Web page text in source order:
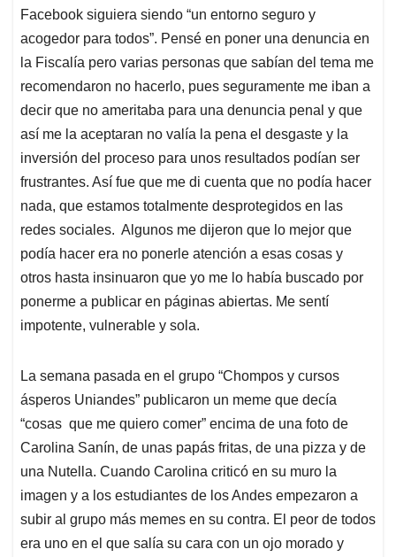
Facebook siguiera siendo “un entorno seguro y
acogedor para todos”. Pensé en poner una denuncia en
la Fiscalía pero varias personas que sabían del tema me
recomendaron no hacerlo, pues seguramente me iban a
decir que no ameritaba para una denuncia penal y que
así me la aceptaran no valía la pena el desgaste y la
inversión del proceso para unos resultados podían ser
frustrantes. Así fue que me di cuenta que no podía hacer
nada, que estamos totalmente desprotegidos en las
redes sociales. Algunos me dijeron que lo mejor que
podía hacer era no ponerle atención a esas cosas y
otros hasta insinuaron que yo me lo había buscado por
ponerme a publicar en páginas abiertas. Me sentí
impotente, vulnerable y sola.
La semana pasada en el grupo “Chompos y cursos
ásperos Uniandes” publicaron un meme que decía
“cosas que me quiero comer” encima de una foto de
Carolina Sanín, de unas papás fritas, de una pizza y de
una Nutella. Cuando Carolina criticó en su muro la
imagen y a los estudiantes de los Andes empezaron a
subir al grupo más memes en su contra. El peor de todos
era uno en el que salía su cara con un ojo morado y